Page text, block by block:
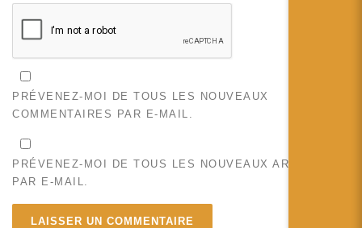
PRÉVENEZ-MOI DE TOUS LES NOUVEAUX
COMMENTAIRES PAR E-MAIL.
PRÉVENEZ-MOI DE TOUS LES NOUVEAUX ARTICLES
PAR E-MAIL.